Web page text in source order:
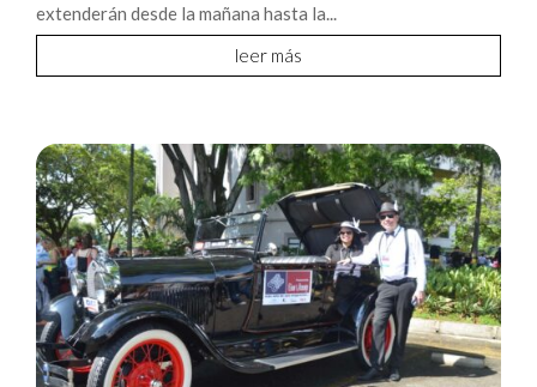
extenderán desde la mañana hasta la...
leer más